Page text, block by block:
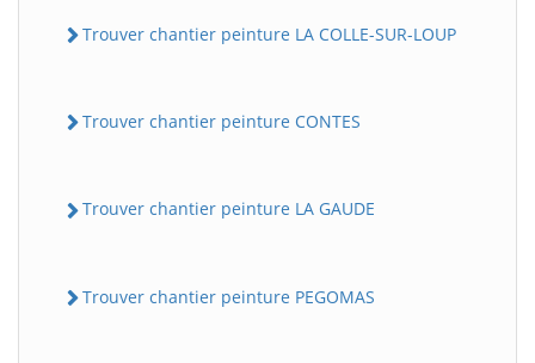
Trouver chantier peinture LA COLLE-SUR-LOUP
Trouver chantier peinture CONTES
Trouver chantier peinture LA GAUDE
Trouver chantier peinture PEGOMAS